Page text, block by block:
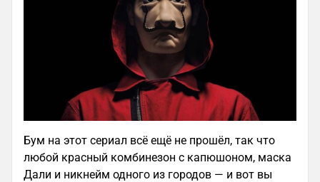
Бум на этот сериал всё ещё не прошёл, так что
любой красный комбинезон с капюшоном, маска
Дали и никнейм одного из городов — и вот вы